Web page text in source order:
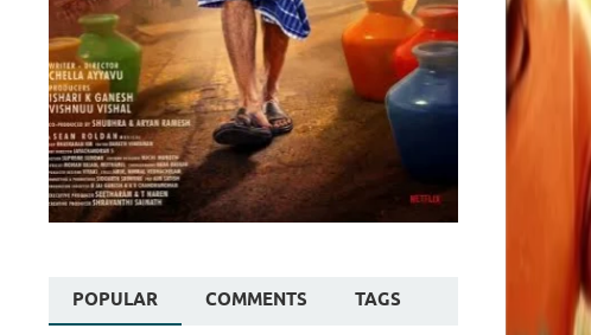
POPULAR COMMENTS TAGS